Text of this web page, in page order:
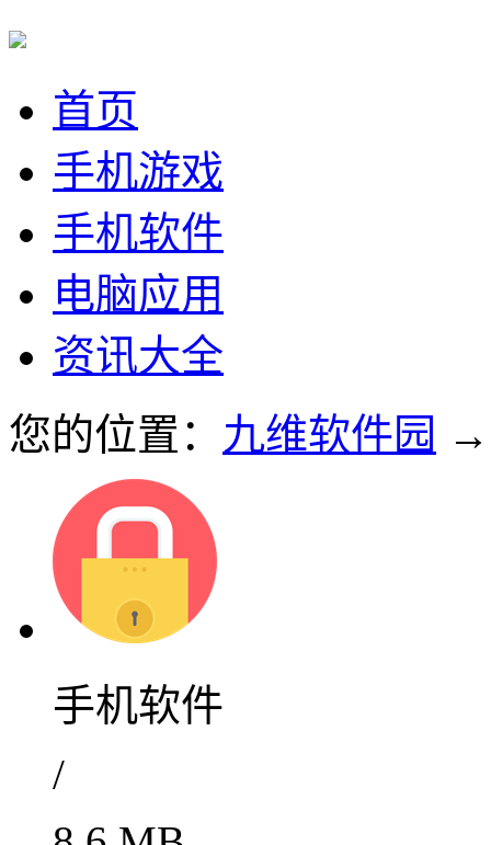
首页
手机游戏
手机软件
电脑应用
资讯大全
您的位置： 九维软件园
手机软件
/